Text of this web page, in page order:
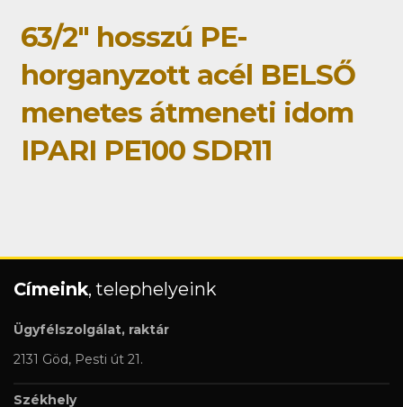
63/2" hosszú PE-
horganyzott acél BELSŐ
menetes átmeneti idom
IPARI PE100 SDR11
Címeink, telephelyeink
Ügyfélszolgálat, raktár
2131 Göd, Pesti út 21.
Székhely